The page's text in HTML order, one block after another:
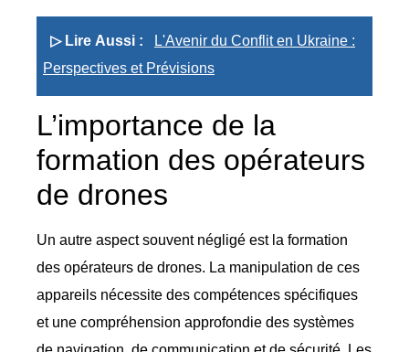
▷ Lire Aussi :
L'Avenir du Conflit en Ukraine :
Perspectives et Prévisions
L’importance de la
formation des opérateurs
de drones
Un autre aspect souvent négligé est la formation
des opérateurs de drones. La manipulation de ces
appareils nécessite des compétences spécifiques
et une compréhension approfondie des systèmes